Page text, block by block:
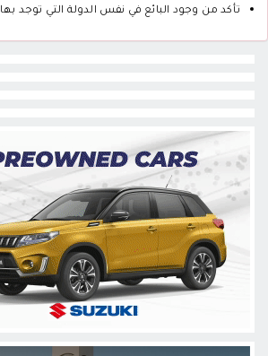
تأكد من وجود البائع في نفس الدولة التي توجد بها